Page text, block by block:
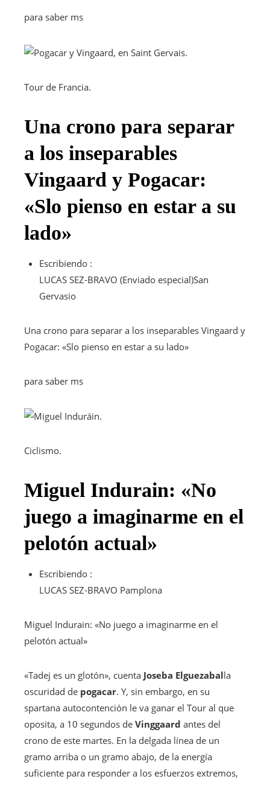
para saber ms
Tour de Francia.
Una crono para separar
a los inseparables
Vingaard y Pogacar:
«Slo pienso en estar a su
lado»
Escribiendo :
LUCAS SEZ-BRAVO (Enviado especial)San
Gervasio
Una crono para separar a los inseparables Vingaard y
Pogacar: «Slo pienso en estar a su lado»
para saber ms
Ciclismo.
Miguel Indurain: «No
juego a imaginarme en el
pelotón actual»
Escribiendo :
LUCAS SEZ-BRAVO Pamplona
Miguel Indurain: «No juego a imaginarme en el
pelotón actual»
«Tadej es un glotón», cuenta Joseba Elguezaballa
oscuridad de pogacar. Y, sin embargo, en su
spartana autocontención le va ganar el Tour al que
oposita, a 10 segundos de Vinggaard antes del
crono de este martes. En la delgada línea de un
gramo arriba o un gramo abajo, de la energía
suficiente para responder a los esfuerzos extremos,